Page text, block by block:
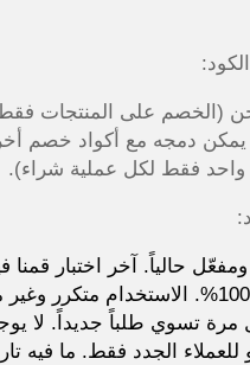
(الخصم على المنتجات
يمكن دمجه مع أكواد خصم
واحد فقط لكل عملية شراء).
ونجح بنسبة 100%. الاستخدام متكرر
تسوي طلباً جديداً. لا
الجدد فقط. ما فيه